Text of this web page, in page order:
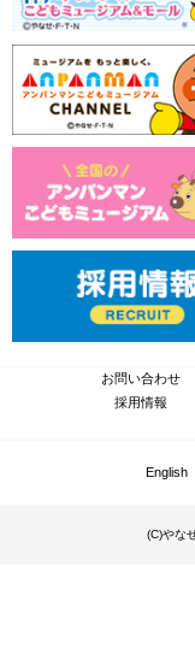
お問い合わせ
採用情報
English
(C)やな